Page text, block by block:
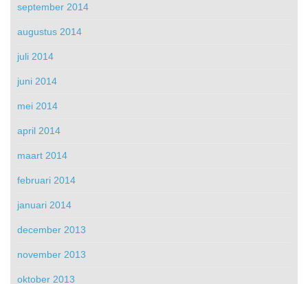
september 2014
augustus 2014
juli 2014
juni 2014
mei 2014
april 2014
maart 2014
februari 2014
januari 2014
december 2013
november 2013
oktober 2013